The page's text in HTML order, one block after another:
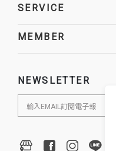
SERVICE
MEMBER
NEWSLETTER